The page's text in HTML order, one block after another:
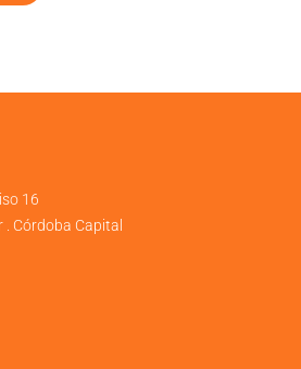
16
. Córdoba Capital